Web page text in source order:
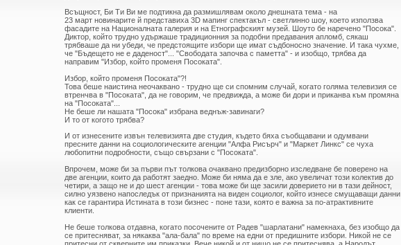
Всъщност, Би Ти Ви мe подтикна да размишлявам около днешната тема - на
23 март новинарите й представиха 3D мапинг спектакъл - светлинно шоу, което използва
фасадите на Националната галерия и на Етнографският музей. Шоуто бе наречено "Посока".
Диктор, който трудно удържаше традиционния за подобни предавания апломб, сякаш
трябваше да ни убеди, че предстоящите избори ще имат съдбоносно значение. И така чухме,
че "Бъдещето не е даденост"... "Свободата започва с паметта" - и изобщо, трябва да
направим "Избор, който променя Посоката".
Избор, който променя Посоката"?!
Това беше наистина неочаквано - трудно ще си спомним случай, когато голяма телевизия се
втренчва в "Посоката", да не говорим, че предвижда, а може би дори и приканва към промяна
на "Посоката"...
Не беше ли нашата "Посока" избрана веднъж-завинаги?
И то от когото трябва?
И от изнесените извън телевизията две студия, където бяха съобщавани и одумвани
пресните данни на социологическите агенции "Алфа Рисърч" и "Маркет Линкс" се чуха
любопитни подробности, също свързани с "Посоката".
Впрочем, може би за първи път толкова очаквано предизборно изследване бе поверено на
две агенции, които да работят заедно. Може би няма да е зле, ако увеличат този колектив до
четири, а защо не и до шест агенции - това може би ще засили доверието ни в тази дейност,
силно уязвено напоследък от признанията на виден социолог, който изнесе смущаващи данни
как се гарантира Истината в този бизнес - поне тази, която е важна за по-атрактивните
клиенти.
Не беше толкова отдавна, когато посочените от Радев "шарлатани" намекнаха, без изобщо да
се притесняват, за някаква "ала-бала" по време на едни от предишните избори. Никой не се